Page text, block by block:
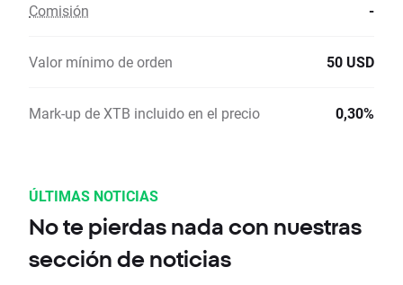
Comisión -
Valor mínimo de orden 50 USD
Mark-up de XTB incluido en el precio 0,30%
ÚLTIMAS NOTICIAS
No te pierdas nada con nuestras
sección de noticias